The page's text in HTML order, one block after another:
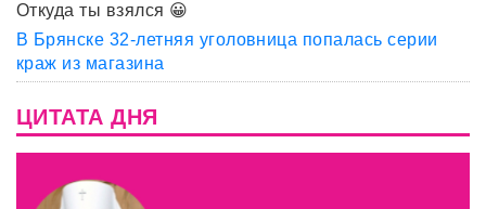
Откуда ты взялся 😀
В Брянске 32-летняя уголовница попалась серии
краж из магазина
ЦИТАТА ДНЯ